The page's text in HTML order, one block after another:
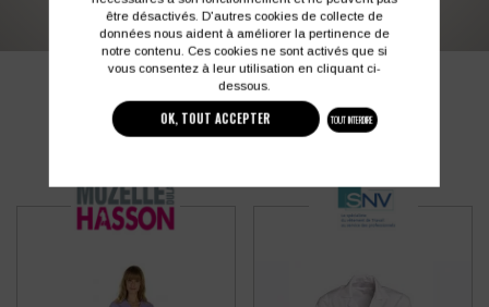
PRODUITS SIMILAIRES
être désactivés. D'autres cookies de collecte de
données nous aident à améliorer la pertinence de
notre contenu. Ces cookies ne sont activés que si
vous consentez à leur utilisation en cliquant ci-
dessous.
OK, TOUT ACCEPTER TOUT INTERDIRE